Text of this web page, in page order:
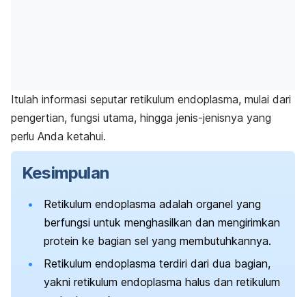
Itulah informasi seputar retikulum endoplasma, mulai dari
pengertian, fungsi utama, hingga jenis-jenisnya yang
perlu Anda ketahui.
Kesimpulan
Retikulum endoplasma adalah organel yang
berfungsi untuk menghasilkan dan mengirimkan
protein ke bagian sel yang membutuhkannya.
Retikulum endoplasma terdiri dari dua bagian,
yakni retikulum endoplasma halus dan retikulum